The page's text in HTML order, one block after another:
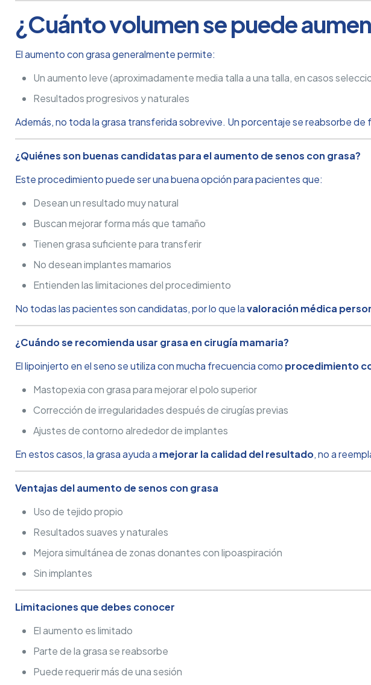
¿Cuánto volumen se puede
El aumento con grasa generalmente permite:
Un aumento leve (aproximadamente media talla a una talla, en casos
Resultados progresivos y naturales
Además, no toda la grasa transferida sobrevive. Un porcentaje se reabsorbe
¿Quiénes son buenas candidatas para el aumento de senos con grasa?
Este procedimiento puede ser una buena opción para pacientes que:
Desean un resultado muy natural
Buscan mejorar forma más que tamaño
Tienen grasa suficiente para transferir
No desean implantes mamarios
Entienden las limitaciones del procedimiento
No todas las pacientes son candidatas, por lo que lavaloración médica
¿Cuándo se recomienda usar grasa en cirugía mamaria?
El lipoinjerto en el seno se utiliza con mucha frecuencia como procedimiento
Mastopexia con grasa para mejorar el polo superior
Corrección de irregularidades después de cirugías previas
Ajustes de contorno alrededor de implantes
En estos casos, la grasa ayuda a mejorar la calidad del resultado, no a
Ventajas del aumento de senos con grasa
Uso de tejido propio
Resultados suaves y naturales
Mejora simultánea de zonas donantes con lipoaspiración
Sin implantes
Limitaciones que debes conocer
El aumento es limitado
Parte de la grasa se reabsorbe
Puede requerir más de una sesión